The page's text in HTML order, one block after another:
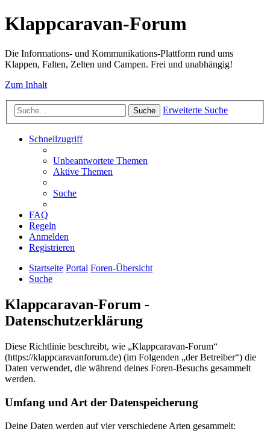
Klappcaravan-Forum
Die Informations- und Kommunikations-Plattform rund ums
Klappen, Falten, Zelten und Campen. Frei und unabhängig!
Zum Inhalt
Suche Erweiterte Suche
Schnellzugriff
Unbeantwortete Themen
Aktive Themen
Suche
FAQ
Regeln
Anmelden
Registrieren
Startseite Portal Foren-Übersicht
Suche
Klappcaravan-Forum -
Datenschutzerklärung
Diese Richtlinie beschreibt, wie „Klappcaravan-Forum“
(https://klappcaravanforum.de) (im Folgenden „der Betreiber“) die
Daten verwendet, die während deines Foren-Besuchs gesammelt
werden.
Umfang und Art der Datenspeicherung
Deine Daten werden auf vier verschiedene Arten gesammelt: